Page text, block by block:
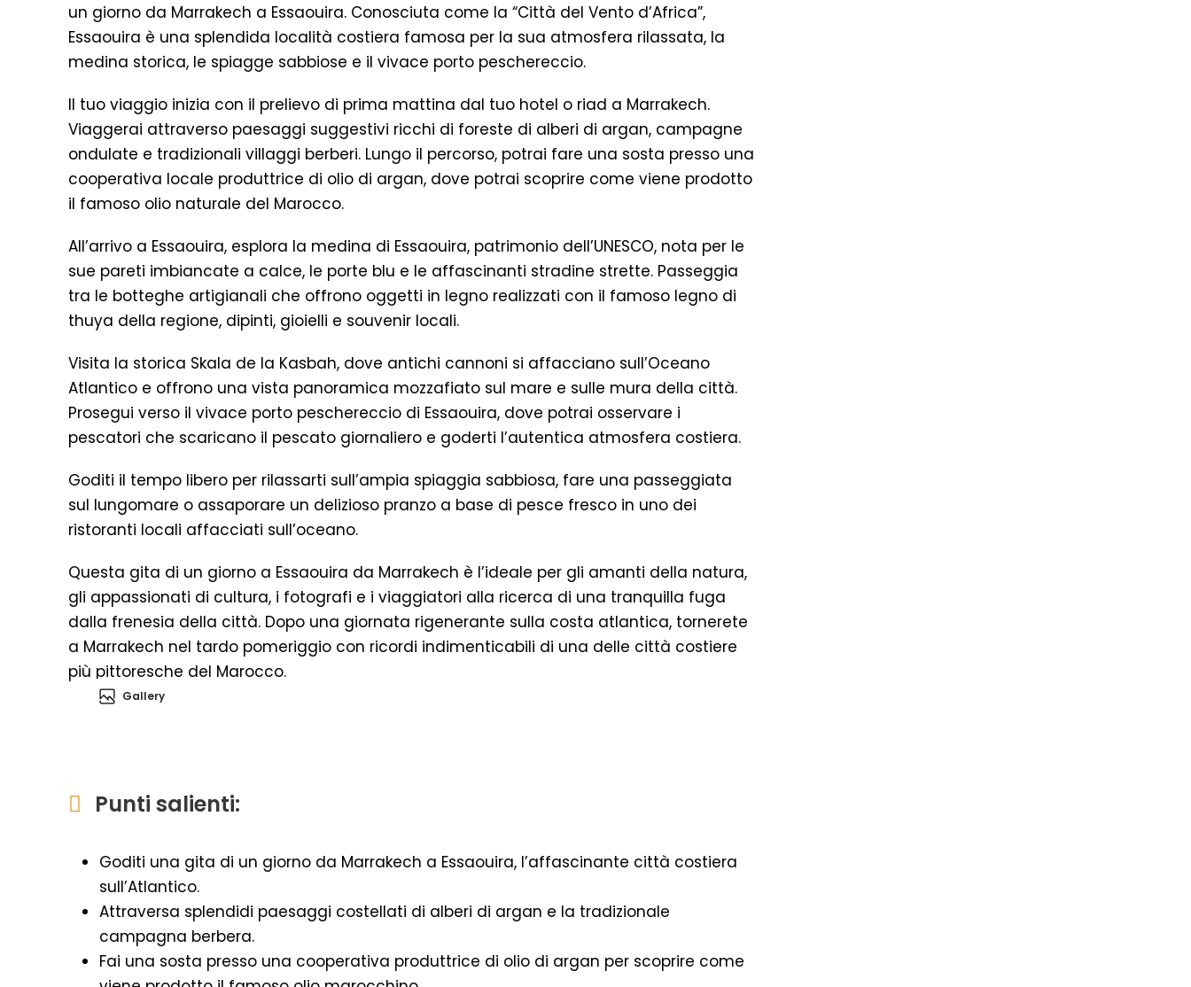
un giorno da Marrakech a Essaouira. Conosciuta come la “Città del Vento d’Africa”,
Essaouira è una splendida località costiera famosa per la sua atmosfera rilassata, la
medina storica, le spiagge sabbiose e il vivace porto peschereccio.
Il tuo viaggio inizia con il prelievo di prima mattina dal tuo hotel o riad a Marrakech.
Viaggerai attraverso paesaggi suggestivi ricchi di foreste di alberi di argan, campagne
ondulate e tradizionali villaggi berberi. Lungo il percorso, potrai fare una sosta presso una
cooperativa locale produttrice di olio di argan, dove potrai scoprire come viene prodotto
il famoso olio naturale del Marocco.
All’arrivo a Essaouira, esplora la medina di Essaouira, patrimonio dell’UNESCO, nota per le
sue pareti imbiancate a calce, le porte blu e le affascinanti stradine strette. Passeggia
tra le botteghe artigianali che offrono oggetti in legno realizzati con il famoso legno di
thuya della regione, dipinti, gioielli e souvenir locali.
Visita la storica Skala de la Kasbah, dove antichi cannoni si affacciano sull’Oceano
Atlantico e offrono una vista panoramica mozzafiato sul mare e sulle mura della città.
Prosegui verso il vivace porto peschereccio di Essaouira, dove potrai osservare i
pescatori che scaricano il pescato giornaliero e goderti l’autentica atmosfera costiera.
Goditi il tempo libero per rilassarti sull’ampia spiaggia sabbiosa, fare una passeggiata
sul lungomare o assaporare un delizioso pranzo a base di pesce fresco in uno dei
ristoranti locali affacciati sull’oceano.
Questa gita di un giorno a Essaouira da Marrakech è l’ideale per gli amanti della natura,
gli appassionati di cultura, i fotografi e i viaggiatori alla ricerca di una tranquilla fuga
dalla frenesia della città. Dopo una giornata rigenerante sulla costa atlantica, tornerete
a Marrakech nel tardo pomeriggio con ricordi indimenticabili di una delle città costiere
più pittoresche del Marocco.
Gallery
Punti salienti:
Goditi una gita di un giorno da Marrakech a Essaouira, l’affascinante città costiera
sull’Atlantico.
Attraversa splendidi paesaggi costellati di alberi di argan e la tradizionale
campagna berbera.
Fai una sosta presso una cooperativa produttrice di olio di argan per scoprire come